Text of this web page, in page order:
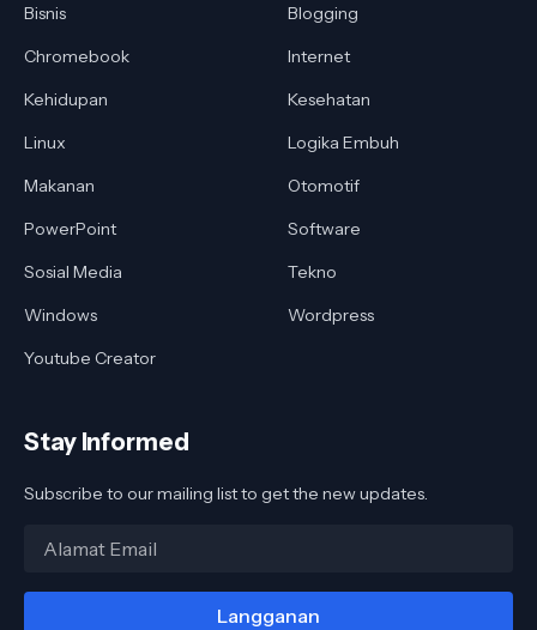
Bisnis
Blogging
Chromebook
Internet
Kehidupan
Kesehatan
Linux
Logika Embuh
Makanan
Otomotif
PowerPoint
Software
Sosial Media
Tekno
Windows
Wordpress
Youtube Creator
Stay Informed
Subscribe to our mailing list to get the new updates.